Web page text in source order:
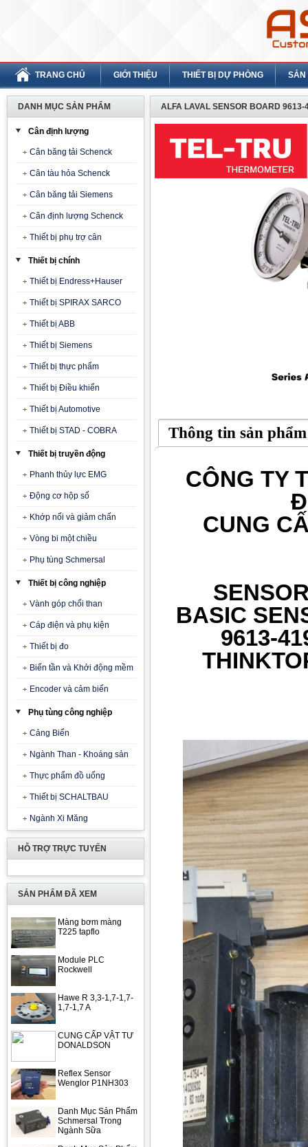
TRANG CHỦ GIỚI THIỆU THIẾT BỊ DỰ PHÒNG SẢN
DANH MỤC SẢN PHẨM
Cân định lượng
Cân băng tải Schenck
Cân tàu hỏa Schenck
Cân băng tải Siemens
Cân định lượng Schenck
Thiết bị phụ trợ cân
Thiết bị chính
Thiết bị Endress+Hauser
Thiết bị SPIRAX SARCO
Thiết bị ABB
Thiết bị Siemens
Thiết bị thực phẩm
Thiết bị Điều khiển
Thiết bị Automotive
Thiết bị STAD - COBRA
Thiết bị truyền động
Phanh thủy lực EMG
Động cơ hộp số
Khớp nối và giảm chấn
Vòng bi một chiều
Phụ tùng Schmersal
Thiết bị công nghiệp
Vành góp chổi than
Cáp điện và phụ kiện
Thiết bị đo
Biến tần và Khởi động mềm
Encoder và cảm biến
Phụ tùng công nghiệp
Cảng Biển
Ngành Than - Khoáng sản
Thực phẩm đồ uống
Thiết bị SCHALTBAU
Ngành Xi Măng
HỖ TRỢ TRỰC TUYẾN
SẢN PHẨM ĐÃ XEM
Màng bơm màng
T225 tapflo
Module PLC
Rockwell
Hawe R 3,3-1,7-1,7-
1,7-1,7 A
CUNG CẤP VẬT TƯ
DONALDSON
Reflex Sensor
Wenglor P1NH303
Danh Mục Sản Phẩm
Schmersal Trong
Ngành Sữa
ALFA LAVAL SENSOR BOARD 9613-
Thông tin sản phẩm
CÔNG TY
CUNG
BASIC
9613-